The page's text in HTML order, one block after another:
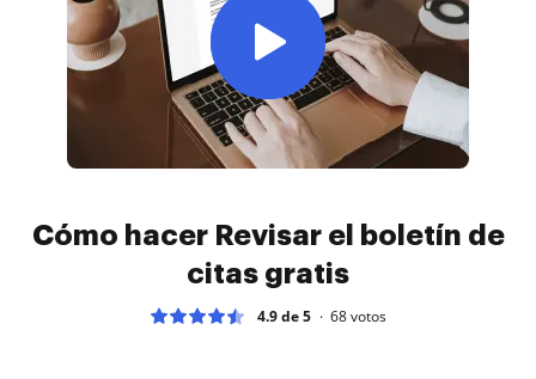
Cómo hacer Revisar el boletín de
citas gratis
4.9 de 5 68votos